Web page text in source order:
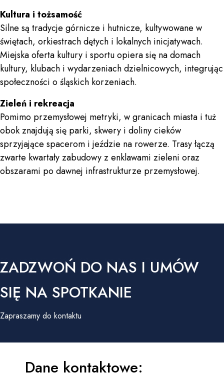
Kultura i tożsamość
Silne są tradycje górnicze i hutnicze, kultywowane w
świętach, orkiestrach dętych i lokalnych inicjatywach.
Miejska oferta kultury i sportu opiera się na domach
kultury, klubach i wydarzeniach dzielnicowych, integrując
społeczności o śląskich korzeniach.
Zieleń i rekreacja
Pomimo przemysłowej metryki, w granicach miasta i tuż
obok znajdują się parki, skwery i doliny cieków
sprzyjające spacerom i jeździe na rowerze. Trasy łączą
zwarte kwartały zabudowy z enklawami zieleni oraz
obszarami po dawnej infrastrukturze przemysłowej.
ZADZWOŃ DO NAS I UMÓW
SIĘ NA SPOTKANIE
Zapraszamy do kontaktu
Dane kontaktowe: